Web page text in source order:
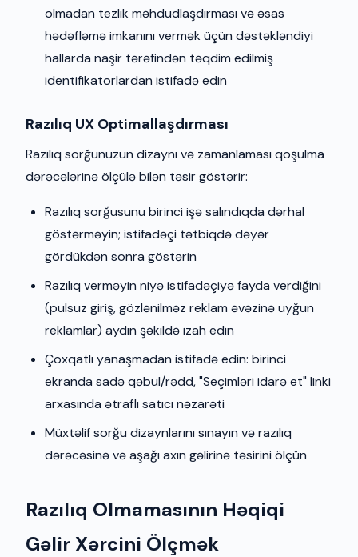
olmadan tezlik məhdudlaşdırması və əsas
hədəfləmə imkanını vermək üçün dəstəkləndiyi
hallarda naşir tərəfindən təqdim edilmiş
identifikatorlardan istifadə edin
Razılıq UX Optimallaşdırması
Razılıq sorğunuzun dizaynı və zamanlaması qoşulma
dərəcələrinə ölçülə bilən təsir göstərir:
Razılıq sorğusunu birinci işə salındıqda dərhal
göstərməyin; istifadəçi tətbiqdə dəyər
gördükdən sonra göstərin
Razılıq verməyin niyə istifadəçiyə fayda verdiğini
(pulsuz giriş, gözlənilməz reklam əvəzinə uyğun
reklamlar) aydın şəkildə izah edin
Çoxqatlı yanaşmadan istifadə edin: birinci
ekranda sadə qəbul/rədd, "Seçimləri idarə et" linki
arxasında ətraflı satıcı nəzarəti
Müxtəlif sorğu dizaynlarını sınayın və razılıq
dərəcəsinə və aşağı axın gəlirinə təsirini ölçün
Razılıq Olmamasının Həqiqi
Gəlir Xərcini Ölçmək